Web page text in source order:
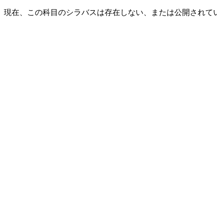
現在、この科目のシラバスは存在しない、または公開されて